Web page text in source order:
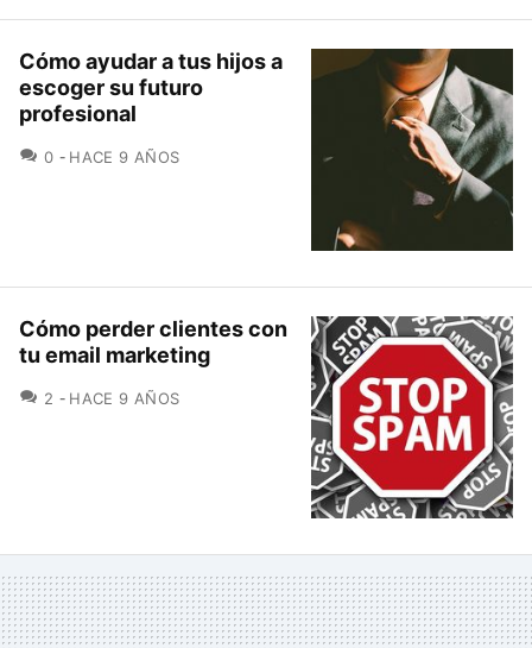
Cómo ayudar a tus hijos a
escoger su futuro
profesional
0 COMENTARIOS
HACE 9 AÑOS
Cómo perder clientes con
tu email marketing
2 COMENTARIOS
HACE 9 AÑOS